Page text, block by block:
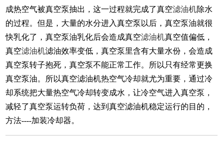
成热空气被真空泵抽出，这一过程就完成了真空滤油机除水
的过程。但是，大量的水分进入真空泵以后，真空泵油就很
快乳化了，真空泵油乳化后会造成真空滤油机真空值偏低，
真空滤油机滤油效率变低，真空泵里含有大量水份，会造成
真空泵转子抱死，真空泵不能正常工作。所以只有经常更换
真空泵油。所以真空滤油机热空气冷却就尤为重要，通过冷
却系统把大量热空气冷却转变成水，让冷空气进入真空泵，
减轻了真空泵运转负荷，达到真空滤油机稳定运行的目的，
方法----加装冷却器。